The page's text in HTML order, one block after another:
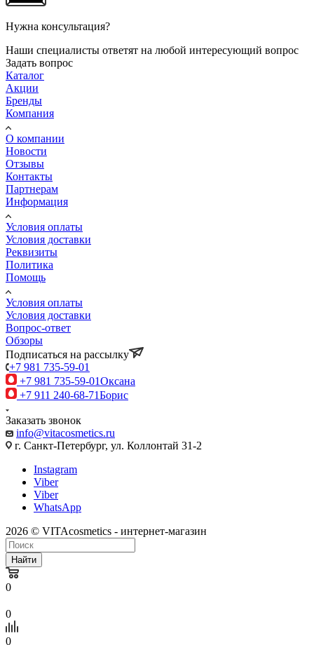
Нужна консультация?
Наши специалисты ответят на любой интересующий вопрос
Задать вопрос
Каталог
Акции
Бренды
Компания
О компании
Новости
Отзывы
Контакты
Партнерам
Информация
Условия оплаты
Условия доставки
Реквизиты
Политика
Помощь
Условия оплаты
Условия доставки
Вопрос-ответ
Обзоры
Подписаться на рассылку
+7 981 735-59-01
+7 981 735-59-01Оксана
+7 911 240-68-71Борис
Заказать звонок
info@vitacosmetics.ru
г. Санкт-Петербург, ул. Коллонтай 31-2
Instagram
Viber
Viber
WhatsApp
2026 © VITAcosmetics - интернет-магазин
Найти
0
0
0